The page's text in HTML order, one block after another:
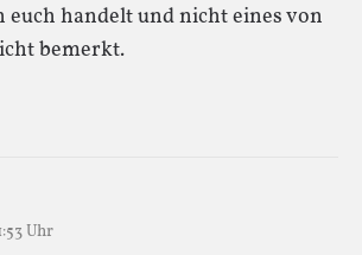
euch handelt und nicht eines von
bemerkt.
Uhr